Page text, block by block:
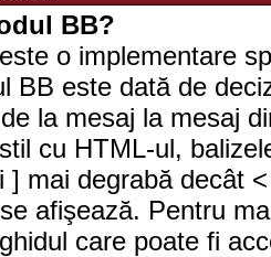
BB?
o implementare
BB este dată de
la mesaj la mesaj
cu HTML-ul,
] mai degrabă decât
afişează. Pentru
care poate fi